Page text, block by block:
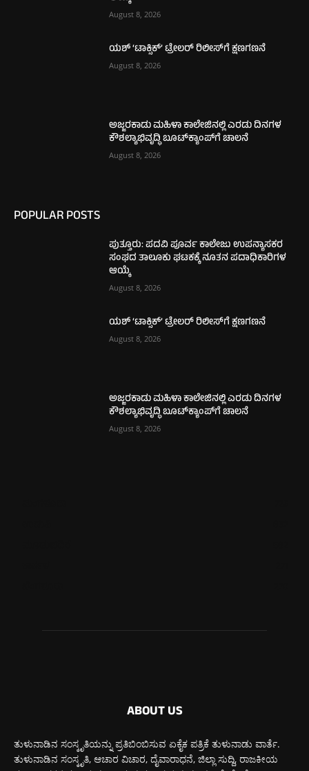
August 8, 2026
ಯಶ್ ‘ಟಾಕ್ಸಿಕ್’ ಟ್ರೇಲರ್ ರಿಲೀಸ್‌ಗೆ ಕ್ಷಣಗಣನೆ
August 8, 2026
ಅಜ್ಜರಕಾಡು ಮಹಿಳಾ ಕಾಲೇಜಿನಲ್ಲಿ ಎರಡು ದಿನಗಳ
ಕೌಶಲ್ಯಾಭಿವೃದ್ಧಿ ಬೂಟ್‌ಕ್ಯಾಂಪ್‌ಗೆ ಚಾಲನೆ
August 8, 2026
POPULAR POSTS
ಪುತ್ತೂರು: ಪದವಿ ಪೂರ್ವ ಕಾಲೇಜು ಉಪನ್ಯಾಸಕರ
ಸಂಘದ ತಾಲೂಕು ಘಟಕಕ್ಕೆ ನೂತನ ಪದಾಧಿಕಾರಿಗಳ
ಆಯ್ಕೆ
August 8, 2026
ಯಶ್ ‘ಟಾಕ್ಸಿಕ್’ ಟ್ರೇಲರ್ ರಿಲೀಸ್‌ಗೆ ಕ್ಷಣಗಣನೆ
August 8, 2026
ಅಜ್ಜರಕಾಡು ಮಹಿಳಾ ಕಾಲೇಜಿನಲ್ಲಿ ಎರಡು ದಿನಗಳ
ಕೌಶಲ್ಯಾಭಿವೃದ್ಧಿ ಬೂಟ್‌ಕ್ಯಾಂಪ್‌ಗೆ ಚಾಲನೆ
August 8, 2026
ABOUT US
ತುಳುನಾಡಿನ ಸಂಸ್ಕೃತಿಯನ್ನು ಪ್ರತಿಬಿಂಬಿಸುವ ಏಕೈಕ ಪತ್ರಿಕೆ ತುಳುನಾಡು ವಾರ್ತೆ.
ತುಳುನಾಡಿನ ಸಂಸ್ಕೃತಿ, ಆಚಾರ ವಿಚಾರ, ದೈವಾರಾಧನೆ, ಜಿಲ್ಲಾ ಸುದ್ದಿ, ರಾಜಕೀಯ